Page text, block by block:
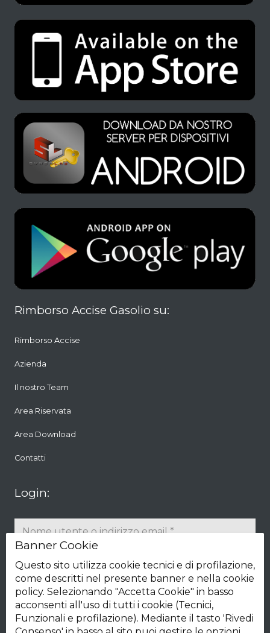
Rimborso Accise Gasolio su:
Rimborso Accise
Azienda
Il nostro Team
Area Riservata
Area Download
Contatti
Login:
Accedi Registrati
Banner Cookie
Questo sito utilizza cookie tecnici e di profilazione,
come descritti nel presente banner e nella cookie
policy. Selezionando "Accetta Cookie" in basso
acconsenti all'uso di tutti i cookie (Tecnici,
Funzionali e profilazione). Mediante il tasto 'Rivedi